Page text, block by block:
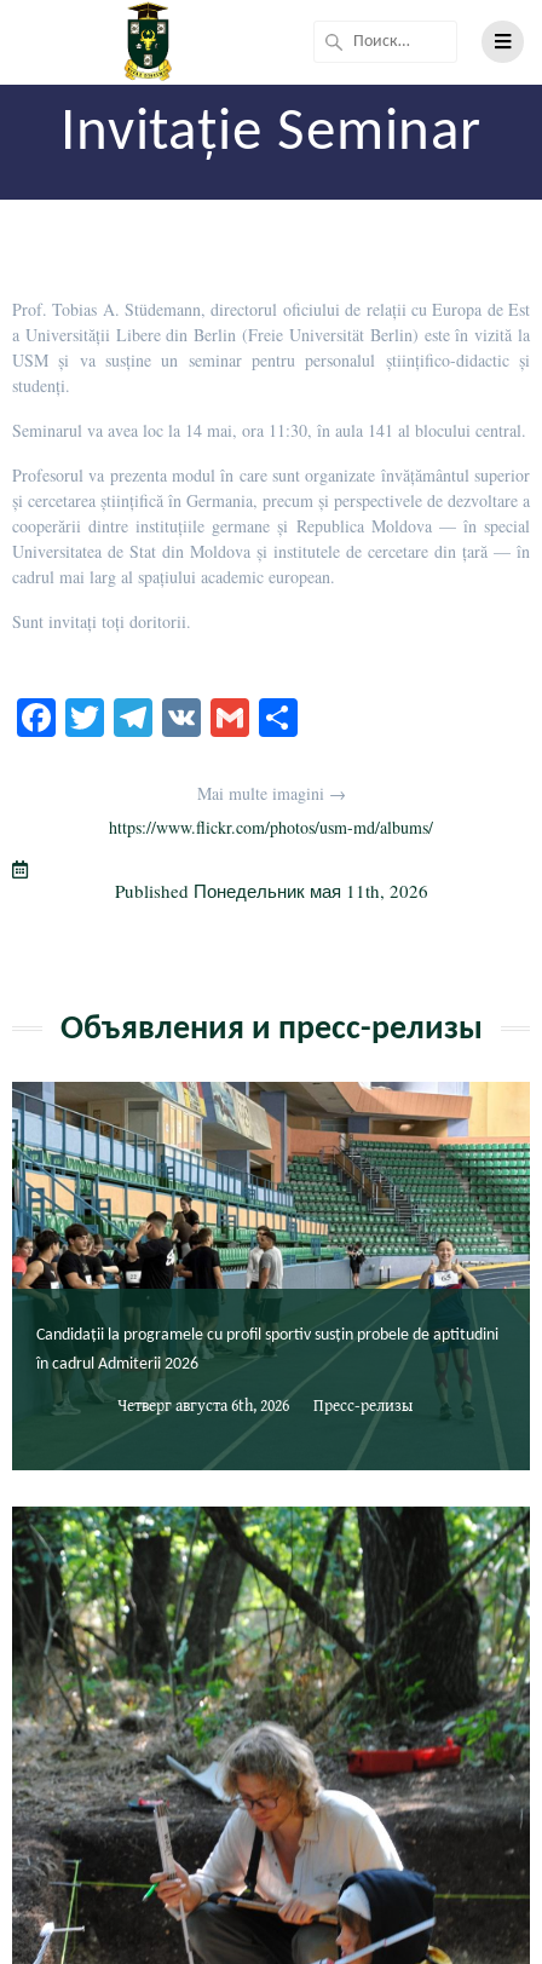
Invitație Seminar
Prof. Tobias A. Stüdemann, directorul oficiului de relații cu Europa de Est
a Universității Libere din Berlin (Freie Universität Berlin) este în vizită la
USM și va susține un seminar pentru personalul științifico-didactic și
studenți.
Seminarul va avea loc la 14 mai, ora 11:30, în aula 141 al blocului central.
Profesorul va prezenta modul în care sunt organizate învățământul superior
și cercetarea științifică în Germania, precum și perspectivele de dezvoltare a
cooperării dintre instituțiile germane și Republica Moldova — în special
Universitatea de Stat din Moldova și institutele de cercetare din țară — în
cadrul mai larg al spațiului academic european.
Sunt invitați toți doritorii.
Fa T
r
Te
a
m
V G
ailр
а
и
Mai multe imagini →
https://www.flickr.com/photos/usm-md/albums/
Published Понедельник мая 11th, 2026
Объявления и пресс-релизы
Candidații la programele cu profil sportiv susțin probele de aptitudini
în cadrul Admiterii 2026
Четверг августа 6th, 2026 Пресс-релизы